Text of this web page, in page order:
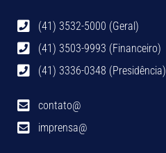
(41) 3532-5000 (Geral)
(41) 3503-9993 (Financeiro)
(41) 3336-0348 (Presidência)
contato@
imprensa@